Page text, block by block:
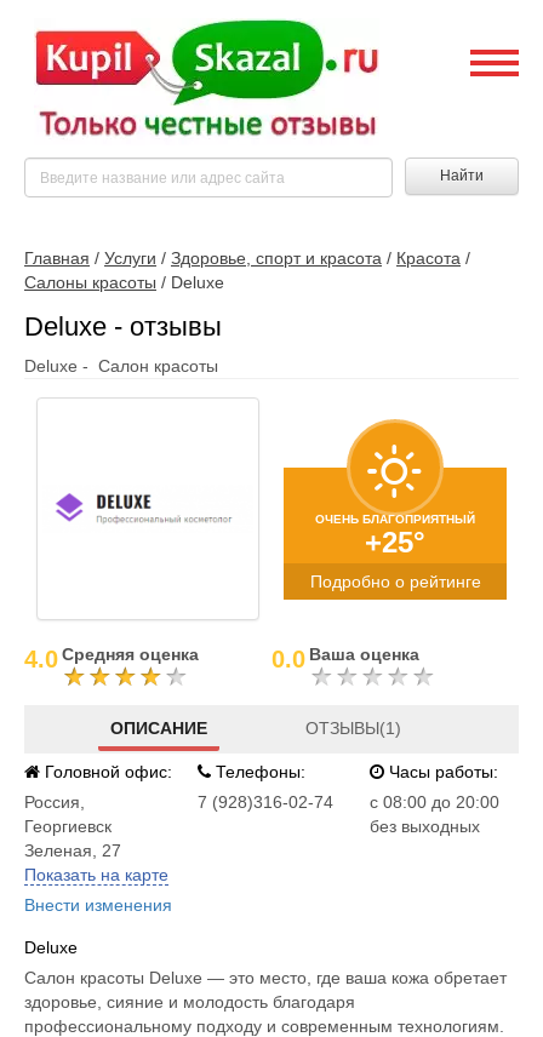
Найти
Главная / Услуги / Здоровье, спорт и красота / Красота /
Салоны красоты / Deluxe
Deluxe - отзывы
Deluxe - Салон красоты
ОЧЕНЬ БЛАГОПРИЯТНЫЙ
+25°
Подробно о рейтинге
4.0Средняя оценка 0.0 Ваша оценка
ОПИСАНИЕ ОТЗЫВЫ(1)
Головной офис:
Россия
Георгиевск
Зеленая, 27
Показать на карте
Внести изменения
Телефоны:
7 (928)316-02-74
Часы работы:
c 08:00 до 20:00
без выходных
Deluxe
Салон красоты Deluxe — это место, где ваша кожа обретает
здоровье, сияние и молодость благодаря
профессиональному подходу и современным технологиям.